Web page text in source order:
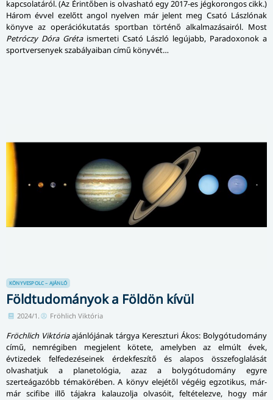
kapcsolatáról. (Az Érintőben is olvasható egy 2017-es jégkorongos cikk.)
Három évvel ezelőtt angol nyelven már jelent meg Csató Lászlónak
könyve az operációkutatás sportban történő alkalmazásairól. Most
Petróczy Dóra Grétaismerteti Csató László legújabb, Paradoxonok a
sportversenyek szabályaiban című könyvét…
KÖNYVESPOLC – AJÁNLÓ
Földtudományok a Földön kívül
2024/1. Fröhlich Viktória
Fröchlich Viktóriaajánlójának tárgya Kereszturi Ákos: Bolygótudomány
című, nemrégiben megjelent kötete, amelyben az elmúlt évek,
évtizedek felfedezéseinek érdekfeszítő és alapos összefoglalását
olvashatjuk a planetológia, azaz a bolygótudomány egyre
szerteágazóbb témakörében. A könyv elejétől végéig egzotikus, már-
már scifibe illő tájakra kalauzolja olvasóit, feltételezve, hogy már